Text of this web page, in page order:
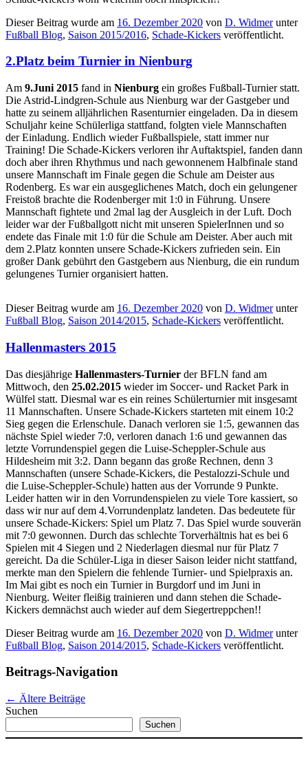
Dieser Beitrag wurde am 16. Dezember 2020 von D. Widmerunter
Fußball Blog, Saison 2015/2016, Schade-Kickers veröffentlicht.
2.Platz beim Turnier in Nienburg
Am 9.Juni 2015 fand in Nienburg ein großes Fußball-Turnier statt.
Die Astrid-Lindgren-Schule aus Nienburg war der Gastgeber und
hatte zu seinem alljährlichen Rasenturnier eingeladen. Da in diesem
Schuljahr keine Schülerliga stattfand, folgten viele Mannschaften
der Einladung. Endlich wieder Fußballspiele, statt immer nur
Training! Die Schade-Kickers verloren ihr Auftaktspiel, fanden dann
doch aber ihren Rhythmus und nach gewonnenem Halbfinale stand
unsere Mannschaft im Finale gegen die Schule am Deister aus
Rodenberg. Es war ein ausgeglichenes Match, doch ein gelungener
Freistoß brachte die Rodenberger mit 1:0 in Führung. Unsere
Mannschaft fightete und 2mal lag der Ausgleich in der Luft. Doch
leider war der Fußballgott nicht mit unseren SpielerInnen und so
endete das Finale mit 1:0 für die Schule am Deister. Aber auch mit
dem 2.Platz konnten unsere Schade-Kickers zufrieden sein. Ein
großer Dank gebührt den Gastgebern aus Nienburg, die ein rundum
gelungenes Turnier organisiert hatten.
Dieser Beitrag wurde am 16. Dezember 2020 von D. Widmerunter
Fußball Blog, Saison 2014/2015, Schade-Kickers veröffentlicht.
Hallenmasters 2015
Das diesjährige Hallenmasters-Turnier der BFLN fand am
Mittwoch, den 25.02.2015 wieder im Soccer- und Racket Park in
Wülfel statt. Diesmal war es ein reines Schülerturnier mit insgesamt
11 Mannschaften. Unsere Schade-Kickers starteten mit einem 10:2
Sieg gegen die Erlenschule. Danach verloren sie 1:5, gewannen das
nächste Spiel wieder 7:0, verloren danach 1:6 und gewannen das
letzte Vorrundenspiel gegen die Luise-Scheppler-Schule aus
Hildesheim mit 3:2. Dann begann das große Rechnen, denn 3
Mannschaften (unsere Schade-Kickers, die Pestalozzi-Schule und
die Luise-Scheppler-Schule) hatten aus der Vorrunde 9 Punkte.
Leider hatten wir in den Vorrundenspielen zu viele Tore kassiert, so
dass wir nur auf dem 4.Vorrundenplatz landeten. Das bedeutete für
unsere Schade-Kickers: Spiel um Platz 7. Das Spiel wurde souverän
mit 7:0 gewonnen. Durch das schlechte Torverhältnis hat es bei 6
Spielen mit 4 Siegen und 2 Niederlagen diesmal nur für Platz 7
gereicht. Da die Schüler-Liga in dieser Saison leider nicht stattfand,
merkte man den Spielern die fehlende Turnier- und Spielpraxis an.
Im Mai gibt es noch ein Turnier in Burgdorf und im Juni in
Nienburg. Weiter fleißig trainieren und dann stehen die Schade-
Kickers demnächst auch wieder auf dem Siegertreppchen!!
Dieser Beitrag wurde am 16. Dezember 2020 von D. Widmerunter
Fußball Blog, Saison 2014/2015, Schade-Kickers veröffentlicht.
Beitrags-Navigation
← Ältere Beiträge
Suchen
Suchen